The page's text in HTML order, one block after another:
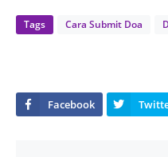
Tags Cara Submit Doa